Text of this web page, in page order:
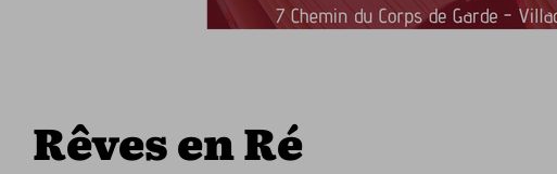
Rêves en Ré